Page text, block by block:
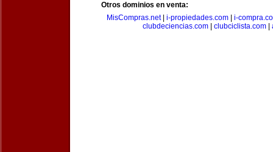
Otros dominios en venta:
MisCompras.net| i-propiedades.com| i-
clubdeciencias.com
clubciclista.com